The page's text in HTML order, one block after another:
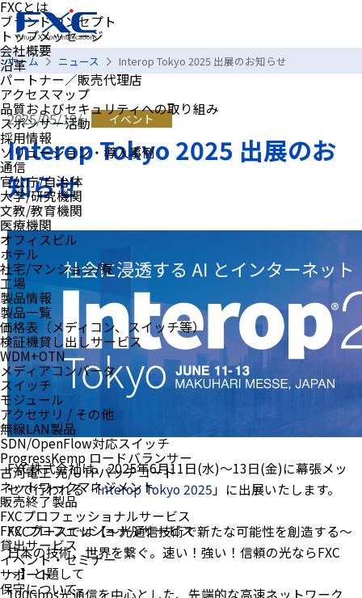
FXCとは
ブランドコンセプト
トップメッセージ
会社概要
沿革
パートナー／販売代理店
アクセスマップ
品質およびセキュリティへの取り組み
スポンサー活動
採用情報
ソリューション・導入事例
通信
官公庁/自治体
大学/研究機関
文教/教育機関
医療機関
オフィスビル
ホテル
社宅/マンション/寮
工場
製品情報
製品一覧
価格表（メディコン、スイッチ等）
検証機貸し出しサービス
WDM+OTN
メディアコンバータ
スイッチ
モジュール
アクセサリ / その他
無線LAN製品
SDN/OpenFlow対応スイッチ
ProgressKemp ロードバランサー
古河電工 光/UTPパッチコード
ネットワークマネジメント
販売終了製品
FXCプロフェッショナルサービス
FXC プロフェッショナルサービス
貸出サービス
イベント・セミナー
サポート
保守について
ホーム ニュース Interop Tokyo 2025 出展のお知らせ
2025/05/19/ イベント
Interop Tokyo 2025 出展のお
知らせ
FXC株式会社は、2025年6月11日(水)～13日(金)に幕張メッ
セで行われる「Interop Tokyo 2025 」に出展いたします。
FXCブースでは【～光通信技術で新たな可能性を創造する～
日本の技術、世界を繋ぐ。速い！強い！信頼の光ならFXC
～】と題して
100Gbps光通信を中心とした、先端的な高速ネットワーク